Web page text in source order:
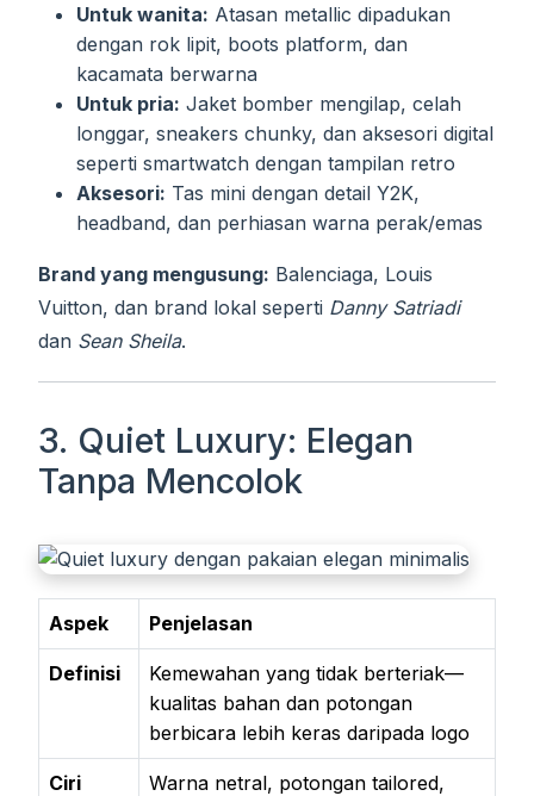
Untuk wanita: Atasan metallic dipadukan
dengan rok lipit, boots platform, dan
kacamata berwarna
Untuk pria: Jaket bomber mengilap, celah
longgar, sneakers chunky, dan aksesori digital
seperti smartwatch dengan tampilan retro
Aksesori: Tas mini dengan detail Y2K,
headband, dan perhiasan warna perak/emas
Brand yang mengusung: Balenciaga, Louis
Vuitton, dan brand lokal seperti Danny Satriadi
dan Sean Sheila.
3. Quiet Luxury: Elegan
Tanpa Mencolok
Aspek Penjelasan
Definisi
Kemewahan yang tidak berteriak—
kualitas bahan dan potongan
berbicara lebih keras daripada logo
Ciri
Warna netral, potongan tailored,